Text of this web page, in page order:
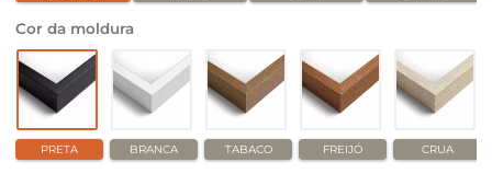
Cor da moldura
PRETA BRANCA TABACO FREIJÓ CRUA